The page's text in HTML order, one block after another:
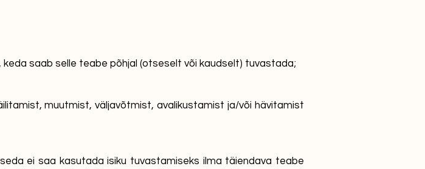
saab selle teabe põhjal (otseselt või kaudselt) tuvastada;
muutmist, väljavõtmist, avalikustamist ja/või hävitamist
ei saa kasutada isiku tuvastamiseks ilma täiendava teabe